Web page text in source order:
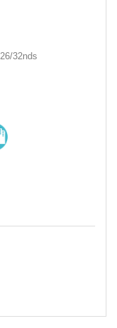
26/32nds